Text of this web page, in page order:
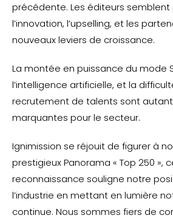
précédente. Les éditeurs semblent
l’innovation, l’upselling, et les
nouveaux leviers de croissance.
La montée en puissance du mode
l’intelligence artificielle, et la
recrutement de talents sont
marquantes pour le secteur.
Ignimission se réjouit de figurer à
prestigieux Panorama « Top 250 »,
reconnaissance souligne notre
l’industrie en mettant en lumière
continue. Nous sommes fiers de